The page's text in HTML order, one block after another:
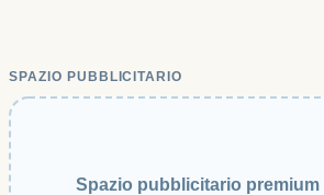
SPAZIO PUBBLICITARIO
Spazio pubblicitario